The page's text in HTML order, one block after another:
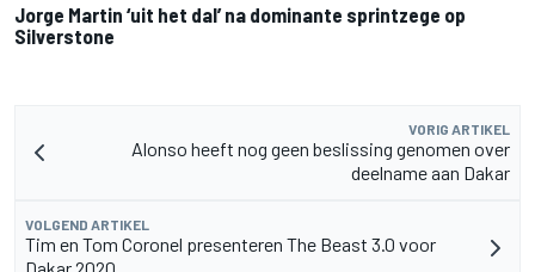
Jorge Martin ‘uit het dal’ na dominante sprintzege op
Silverstone
VORIG ARTIKEL
Alonso heeft nog geen beslissing genomen over
deelname aan Dakar
VOLGEND ARTIKEL
Tim en Tom Coronel presenteren The Beast 3.0 voor